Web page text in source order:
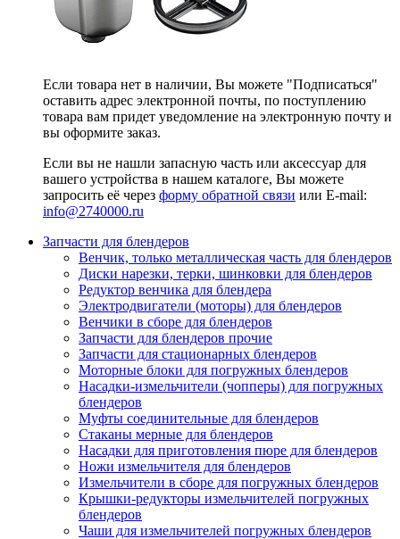
Если товара нет в наличии, Вы можете "Подписаться"
оставить адрес электронной почты, по поступлению
товара вам придет уведомление на электронную почту и
вы оформите заказ.
Если вы не нашли запасную часть или аксессуар для
вашего устройства в нашем каталоге, Вы можете
запросить её через форму обратной связи или E-mail:
info@2740000.ru
Запчасти для блендеров
Венчик, только металлическая часть для блендеров
Диски нарезки, терки, шинковки для блендеров
Редуктор венчика для блендера
Электродвигатели (моторы) для блендеров
Венчики в сборе для блендеров
Запчасти для блендеров прочие
Запчасти для стационарных блендеров
Моторные блоки для погружных блендеров
Насадки-измельчители (чопперы) для погружных
блендеров
Муфты соединительные для блендеров
Стаканы мерные для блендеров
Насадки для приготовления пюре для блендеров
Ножи измельчителя для блендеров
Измельчители в сборе для погружных блендеров
Крышки-редукторы измельчителей погружных
блендеров
Чаши для измельчителей погружных блендеров